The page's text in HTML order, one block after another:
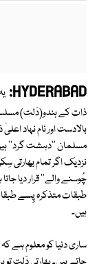
HYDERABAD:
ذات کے ہندو(دَلت) مسلسل
بالادست اور نام نہاد
مسلمان ''دہشت گرد'' ہیں
نزدیک اگر تمام بھارتی
چُوسنے والے'' قرار دیا
طبقات متذکرہ پِسے
ہیں۔
ساری دنیا کو معلوم ہے